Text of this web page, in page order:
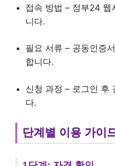
접속 방법 – 정부24 웹
니다.
필요 서류 – 공동인증
합니다.
신청 과정 – 로그인 후
다.
단계별 이용 가이